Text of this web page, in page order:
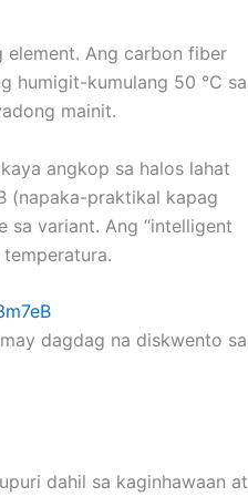
element. Ang carbon fiber
humigit-kumulang 50 °C sa
mainit.
angkop sa halos lahat
(napaka-praktikal kapag
variant. Ang “intelligent
dagdag na diskwento sa
dahil sa kaginhawaan at